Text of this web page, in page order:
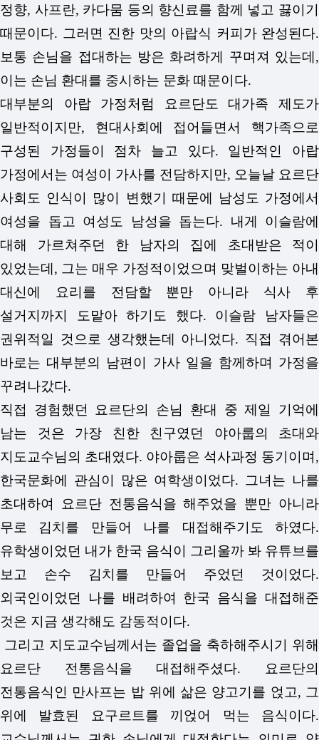
정향, 사프란, 카다뭄 등의 향신료를 함께 넣고 끓이기
때문이다. 그러면 진한 맛의 아랍식 커피가 완성된다.
보통 손님을 접대하는 방은 화려하게 꾸며져 있는데,
이는 손님 환대를 중시하는 문화 때문이다.
대부분의 아랍 가정처럼 요르단도 대가족 제도가
일반적이지만, 현대사회에 접어들면서 핵가족으로
구성된 가정들이 점차 늘고 있다. 일반적인 아랍
가정에서는 여성이 가사를 전담하지만, 오늘날 요르단
사회도 인식이 많이 변했기 때문에 남성도 가정에서
여성을 돕고 여성도 남성을 돕는다. 내게 이슬람에
대해 가르쳐주던 한 남자의 집에 초대받은 적이
있었는데, 그는 매우 가정적이었으며 맞벌이하는 아내
대신에 요리를 전담할 뿐만 아니라 식사 후
설거지까지 도맡아 하기도 했다. 이슬람 남자들은
권위적일 것으로 생각했는데 아니었다. 직접 겪어본
바로는 대부분의 남편이 가사 일을 함께하며 가정을
꾸려나갔다.
직접 경험했던 요르단의 손님 환대 중 제일 기억에
남는 것은 가장 친한 친구였던 야아룹의 초대와
지도교수님의 초대였다. 야아룹은 석사과정 동기이며,
한국문화에 관심이 많은 여학생이었다. 그녀는 나를
초대하여 요르단 전통음식을 해주었을 뿐만 아니라
무로 김치를 만들어 나를 대접해주기도 하였다.
유학생이었던 내가 한국 음식이 그리울까 봐 유튜브를
보고 손수 김치를 만들어 주었던 것이었다.
외국인이었던 나를 배려하여 한국 음식을 대접해준
것은 지금 생각해도 감동적이다.
그리고 지도교수님께서는 졸업을 축하해주시기 위해
요르단 전통음식을 대접해주셨다. 요르단의
전통음식인 만사프는 밥 위에 삶은 양고기를 얹고, 그
위에 발효된 요구르트를 끼얹어 먹는 음식이다.